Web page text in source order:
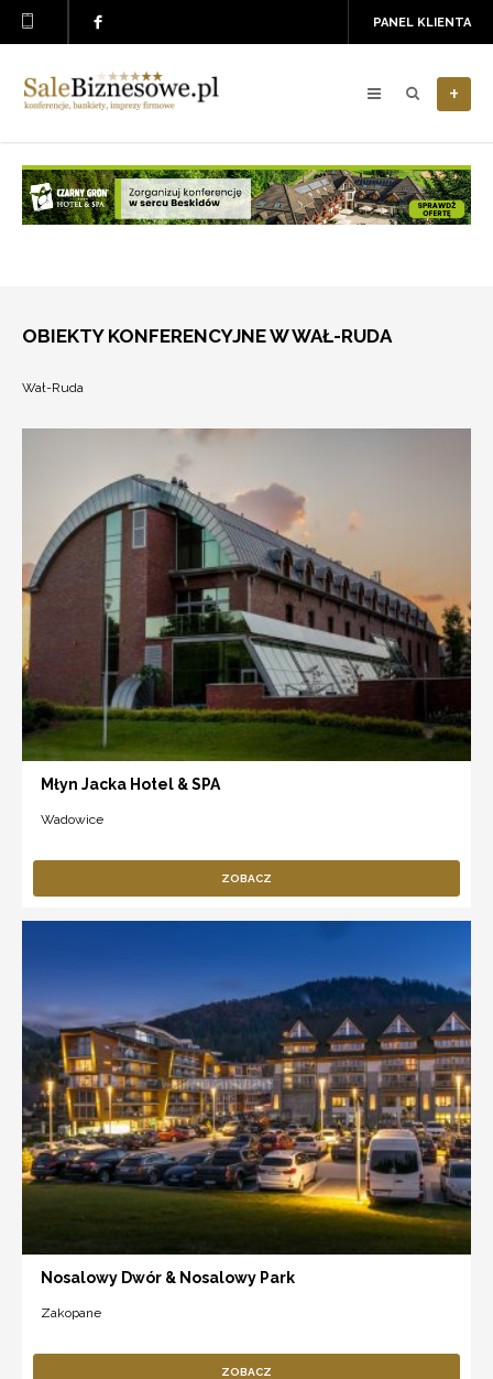
PANEL KLIENTA
+
OBIEKTY KONFERENCYJNE W WAŁ-RUDA
Wał-Ruda
Młyn Jacka Hotel & SPA
Wadowice
ZOBACZ
Nosalowy Dwór & Nosalowy Park
Zakopane
ZOBACZ